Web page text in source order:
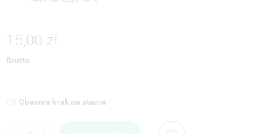
15,00 zł
Brutto
 Obecnie brak na stanie